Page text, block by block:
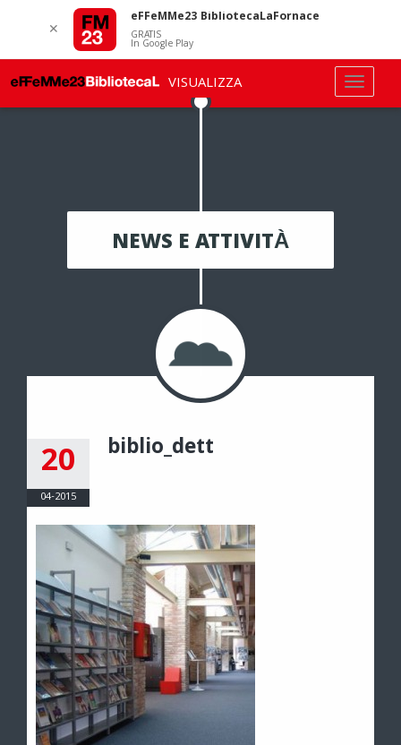
NEWS E ATTIVITÀ
20
04-2015
biblio_dett
✕
eFFeMMe23 BibliotecaLaFornace
GRATIS
In Google Play
VISUALIZZA